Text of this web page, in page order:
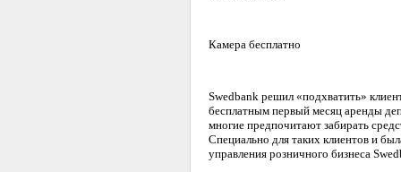
Камера бесплатно
Swedbank решил «подхватить»
бесплатным первый месяц аренды
многие предпочитают забирать
Специально для таких клиентов и
управления розничного бизнеса